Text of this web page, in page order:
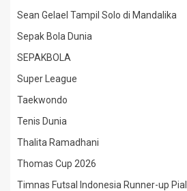
Sean Gelael Tampil Solo di Mandalika
Sepak Bola Dunia
SEPAKBOLA
Super League
Taekwondo
Tenis Dunia
Thalita Ramadhani
Thomas Cup 2026
Timnas Futsal Indonesia Runner-up